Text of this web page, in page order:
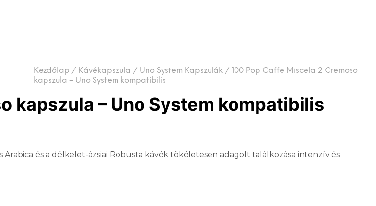
Kezdőlap / Kávékapszula / Uno System Kapszulák / 100 Pop Caffe Miscela 2 Cremoso
kapszula – Uno System kompatibilis
kapszula – Uno System kompatibilis
és a délkelet-ázsiai Robusta kávék tökéletesen adagolt találkozása intenzív és